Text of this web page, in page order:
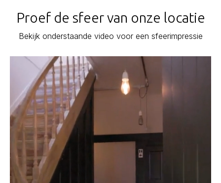
Proef de sfeer van onze locatie
Bekijk onderstaande video voor een sfeerimpressie